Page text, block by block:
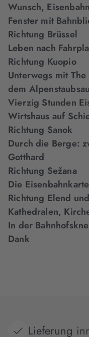
Wunsch,
Fenster mit
Richtung Brüssel
Leben nach
Richtung Kuopio
Unterwegs mit
dem
Vierzig Stunden
Wirtshaus auf
Richtung Sanok
Durch die Berge:
Gotthard
Richtung Sežana
Die
Richtung Elend
Kathedralen,
In der
Dank
Lieferung